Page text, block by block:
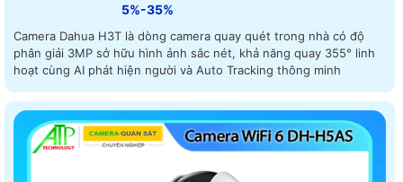
5%-35%
Camera Dahua H3T là dòng camera quay quét trong nhà có độ
phân giải 3MP sở hữu hình ảnh sắc nét, khả năng quay 355° linh
hoạt cùng AI phát hiện người và Auto Tracking thông minh